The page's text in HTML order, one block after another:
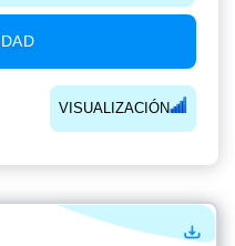
VISUALIZACIÓN